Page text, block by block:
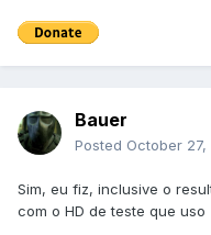
Bauer
Posted October 27,
Sim, eu fiz, inclusive o
com o HD de teste que uso